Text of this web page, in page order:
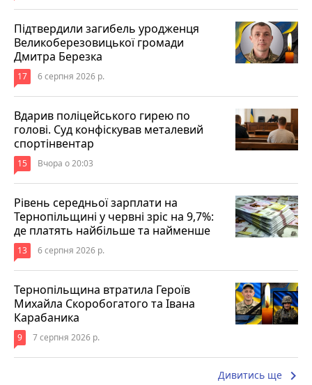
Підтвердили загибель уродженця
Великоберезовицької громади
Дмитра Березка
17 6 серпня 2026 р.
Вдарив поліцейського гирею по
голові. Суд конфіскував металевий
спортінвентар
15 Вчора о 20:03
Рівень середньої зарплати на
Тернопільщині у червні зріс на 9,7%:
де платять найбільше та найменше
13 6 серпня 2026 р.
Тернопільщина втратила Героїв
Михайла Скоробогатого та Івана
Карабаника
9 7 серпня 2026 р.
Дивитись ще keyboard_arrow_right